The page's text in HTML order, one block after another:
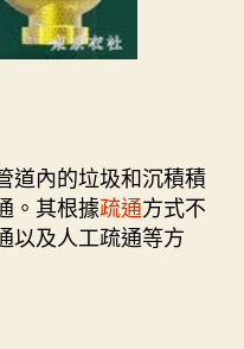
道內的垃圾和沉積積
。其根據疏通方式不
以及人工疏通等方